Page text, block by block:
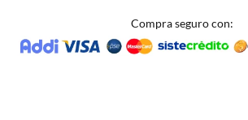
Compra seguro con: